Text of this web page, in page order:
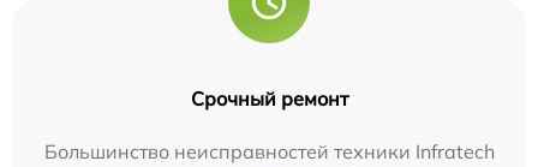
Срочный ремонт
Большинство неисправностей техники Infratech